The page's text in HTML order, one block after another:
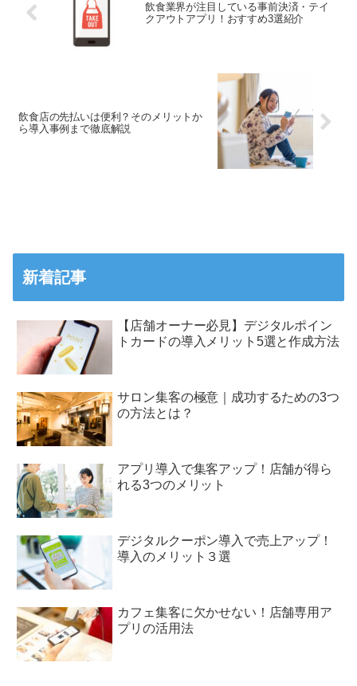
飲食業界が注目している事前決済・テイ
クアウトアプリ！おすすめ3選紹介
飲食店の先払いは便利？そのメリットか
ら導入事例まで徹底解説
新着記事
【店舗オーナー必見】デジタルポイン
トカードの導入メリット5選と作成方法
サロン集客の極意｜成功するための3つ
の方法とは？
アプリ導入で集客アップ！店舗が得ら
れる3つのメリット
デジタルクーポン導入で売上アップ！
導入のメリット３選
カフェ集客に欠かせない！店舗専用ア
プリの活用法